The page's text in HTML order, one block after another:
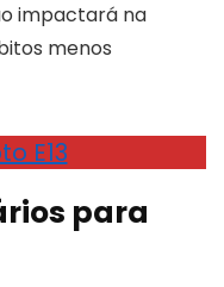
impactará na
menos
E13
para